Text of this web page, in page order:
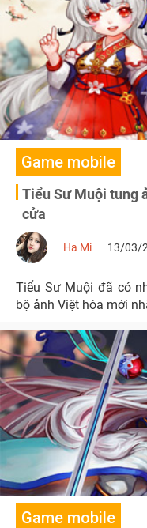
Game mobile
Tiểu Sư Muội tung
cửa
Ha Mi 13/03/
Tiểu Sư Muội đã có
bộ ảnh Việt hóa mới
Game mobile